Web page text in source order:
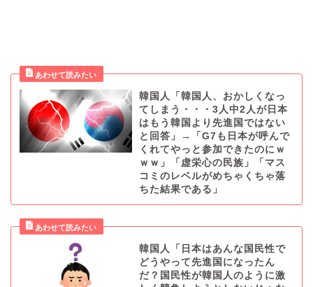
韓国人「韓国人、おかしくなっ
てしまう・・・3人中2人が日本
はもう韓国より先進国ではない
と回答」→「G7も日本が呼んで
くれてやっと参加できたのにｗ
ｗｗ」「虚栄心の民族」「マス
コミのレベルがめちゃくちゃ落
ちた結果である」
韓国人「日本はあんな国民性で
どうやって先進国になったん
だ？国民性が韓国人のように激